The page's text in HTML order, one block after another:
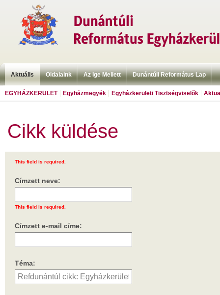
Aktuális Oldalaink Az Ige Mellett Dunántúli Református Lap
EGYHÁZKERÜLET Egyházmegyék Egyházkerületi Tisztségviselők
Cikk küldése
This field is required.
Címzett neve:
This field is required.
Címzett e-mail címe:
Téma: